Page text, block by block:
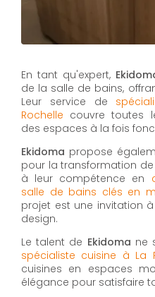
En tant qu'expert,
de la salle de bains,
Leur service de
Rochelle couvre toutes
des espaces à la fois
Ekidoma propose
pour la transformation
à leur compétence en
salle de bains clés en
projet est une invitation
design.
Le talent de Ekidoma ne
spécialiste cuisine à La
cuisines en espaces
élégance pour satisfaire